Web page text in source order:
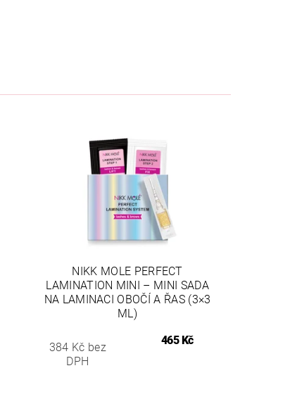
NIKK MOLE PERFECT
LAMINATION MINI – MINI SADA
NA LAMINACI OBOČÍ A ŘAS (3×3
ML)
384 Kč bez
DPH
465 Kč